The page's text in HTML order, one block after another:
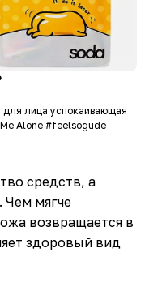
для лица успокаивающая
Alone #feelsogude
средств, а
мягче
возвращается в
здоровый вид